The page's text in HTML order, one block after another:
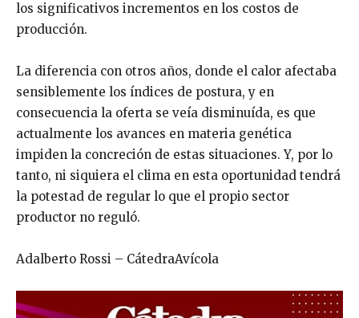
los significativos incrementos en los costos de
producción.
La diferencia con otros años, donde el calor afectaba
sensiblemente los índices de postura, y en
consecuencia la oferta se veía disminuída, es que
actualmente los avances en materia genética
impiden la concreción de estas situaciones. Y, por lo
tanto, ni siquiera el clima en esta oportunidad tendrá
la potestad de regular lo que el propio sector
productor no reguló.
Adalberto Rossi – CátedraAvícola